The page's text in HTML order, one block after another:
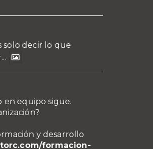
solo decir lo que
en equipo sigue.
y desarrollo
formacion-